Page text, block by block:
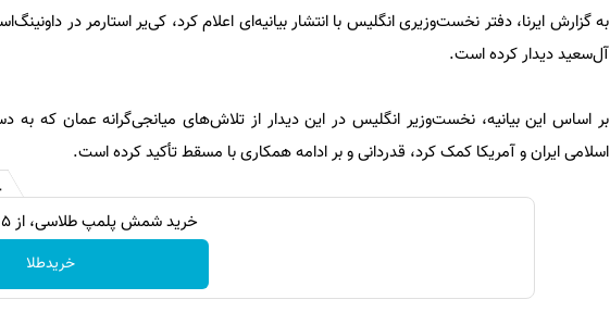
به گزارش ایرنا، دفتر نخست‌وزیری انگلیس با انتشار بیانیه‌ای اعلام کرد، کی‌یر استارمر در
آل‌سعید دیدار کرده است.
بر اساس این بیانیه، نخست‌وزیر انگلیس در این دیدار از تلاش‌های میانجی‌گرانه عمان که به
اسلامی ایران و آمریکا کمک کرد، قدردانی و بر ادامه همکاری با مسقط تأکید کرده است.
خرید شمش پلمپ طلاسی، از ۰.۵ گرم تا ۱۰ گرم
خریدطلا